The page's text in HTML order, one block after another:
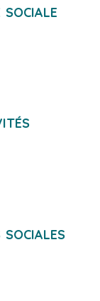
sociale
sociales